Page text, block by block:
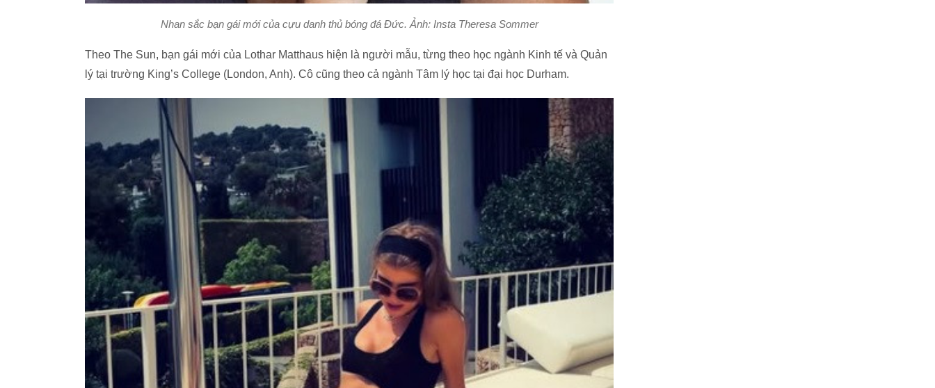
Nhan sắc bạn gái mới của cựu danh thủ bóng đá Đức. Ảnh: Insta Theresa Sommer
Theo The Sun, bạn gái mới của Lothar Matthaus hiện là người mẫu, từng theo học ngành Kinh tế và Quản
lý tại trường King’s College (London, Anh). Cô cũng theo cả ngành Tâm lý học tại đại học Durham.